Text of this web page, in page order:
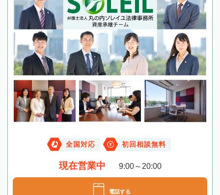
全国対応 初回相談無料
現在営業中 9:00～20:00
電話する